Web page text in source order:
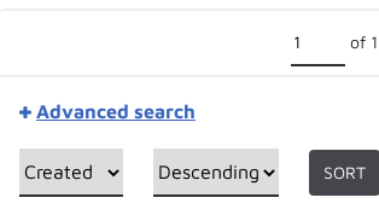
of 1
Advanced search
SORT